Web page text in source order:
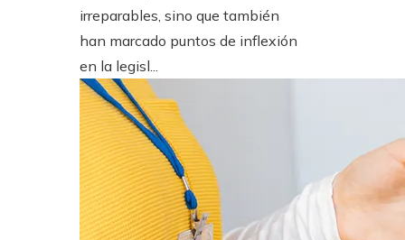
irreparables, sino que también
han marcado puntos de inflexión
en la legisl...